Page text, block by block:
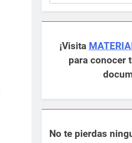
¡Visita
para conocer
No te pierdas